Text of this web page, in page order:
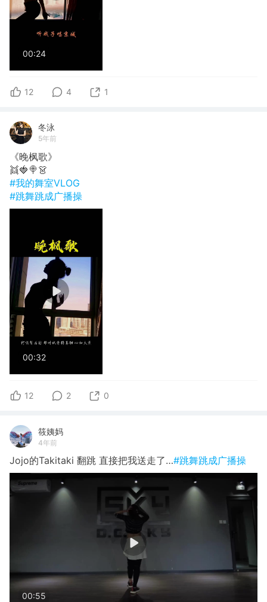
00:24
12 4 1
冬泳
5年前
《晚枫歌》
👯🍓🍭👗
#我的舞室VLOG
#跳舞跳成广播操
00:32
12 2 0
筱姨妈
4年前
Jojo的Takitaki 翻跳 直接把我送走了…#跳舞跳成广播操
00:55